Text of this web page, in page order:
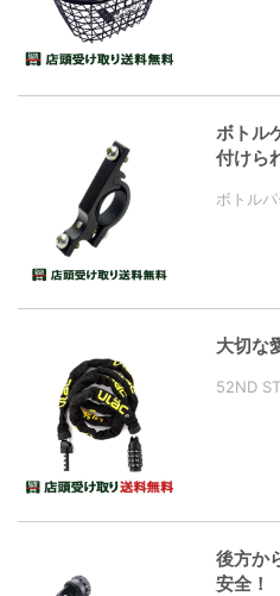
ボトル
付けら
ボトル
大切な
52ND
後方か
安全！